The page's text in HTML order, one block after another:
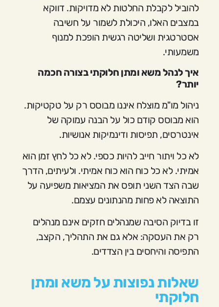
להוביל לקבלת החלטות לא מדויקות. דווקא
במצבים האלו, היכולת לשמור על חשיבה
אסטרטגית ושליטה רגשית הופכת למנוף
משמעותי.
איך לנהל משא ומתן חלוקתי בצורה חכמה
יותר?
ניהול מו"מ מוצלח איננו מבוסס רק על טקטיקות.
הוא מבוסס קודם כול על הבנה עמוקה של
אינטרסים, תפיסות ודינמיקות אנושיות.
לא כל ויתור חייב להיות כספי. לא כל לחץ זמן הוא
אמיתי. לא כל כוח הוא כוח אמיתי. ולעיתים, הדרך
שבה הצד השני תופס את המציאות משפיעה על
התוצאה לא פחות מהנתונים עצמם.
זו בדיוק הסיבה שמנהלים חזקים אינם מנהלים
רק את העסקה: אלא גם את התהליך, הקצב,
התפיסה והיחסים בין הצדדים.
שאלות נפוצות על משא ומתן
חלוקתי